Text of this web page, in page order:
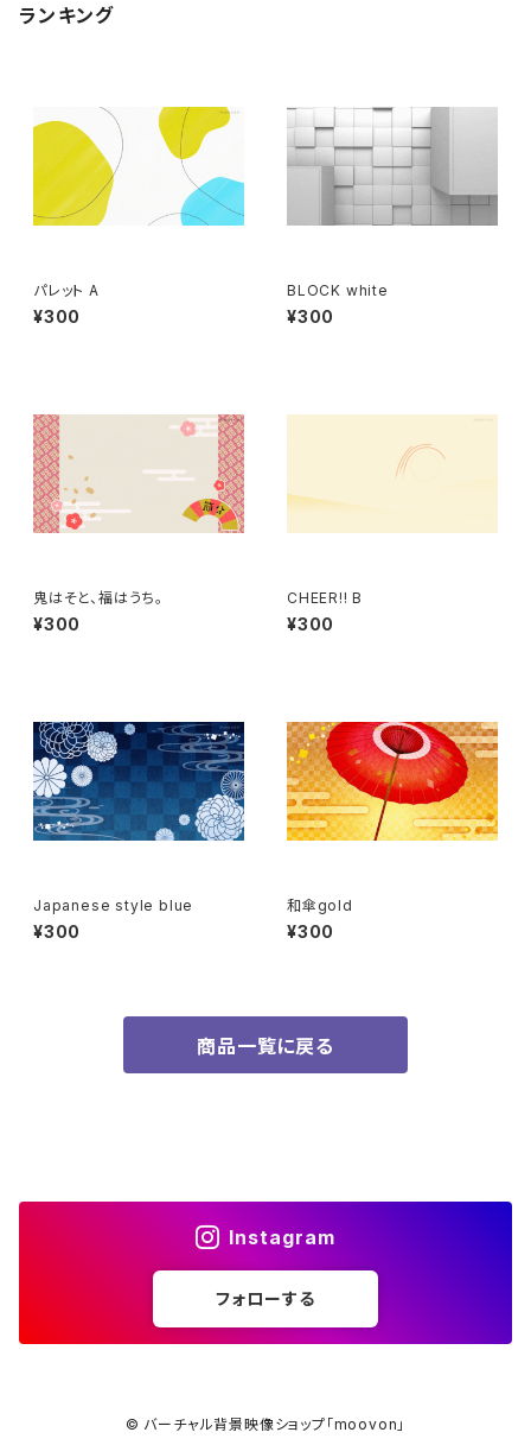
ランキング
パレット A
¥300
BLOCK white
¥300
鬼はそと、福はうち。
¥300
CHEER!! B
¥300
Japanese style blue
¥300
和傘gold
¥300
商品一覧に戻る
Instagram
フォローする
© バーチャル背景映像ショップ「moovon」